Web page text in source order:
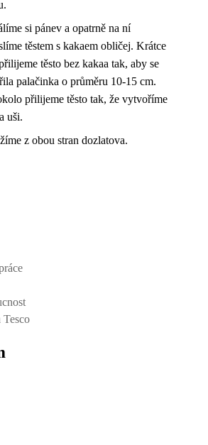
si pánev a opatrně na ní
těstem s kakaem obličej. Krátce
těsto bez kakaa tak, aby se
palačinka o průměru 10-15 cm.
přilijeme těsto tak, že vytvoříme
uši.
z obou stran dozlatova.